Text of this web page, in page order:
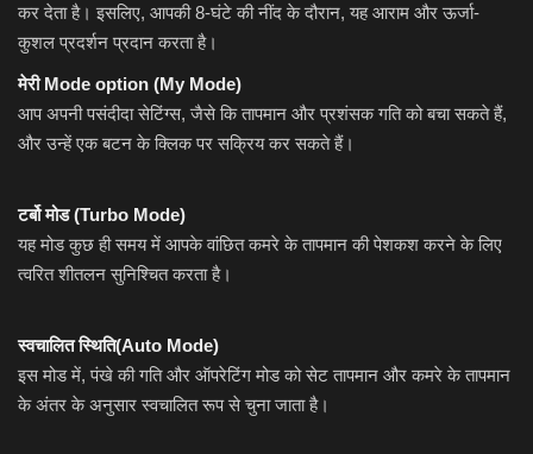
कर देता है। इसलिए, आपकी 8-घंटे की नींद के दौरान, यह आराम और ऊर्जा-
कुशल प्रदर्शन प्रदान करता है।
मेरी Mode option (My Mode)
आप अपनी पसंदीदा सेटिंग्स, जैसे कि तापमान और प्रशंसक गति को बचा सकते हैं,
और उन्हें एक बटन के क्लिक पर सक्रिय कर सकते हैं।
टर्बो मोड (Turbo Mode)
यह मोड कुछ ही समय में आपके वांछित कमरे के तापमान की पेशकश करने के लिए
त्वरित शीतलन सुनिश्चित करता है।
स्वचालित स्थिति(Auto Mode)
इस मोड में, पंखे की गति और ऑपरेटिंग मोड को सेट तापमान और कमरे के तापमान
के अंतर के अनुसार स्वचालित रूप से चुना जाता है।